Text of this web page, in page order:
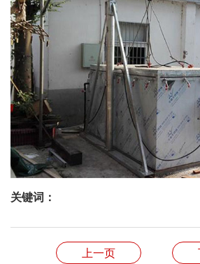
关键词：
上一页